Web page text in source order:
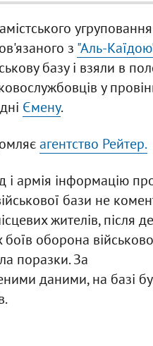
з "Аль-
базу і взяли в
у
Ємену.
агентство Рейтер.
і армія інформацію
бази не
жителів, після
оборона
поразки. За
даними, на базі